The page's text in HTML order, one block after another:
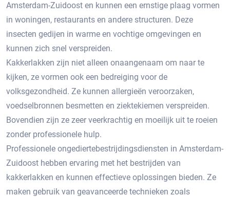
Amsterdam-Zuidoost en kunnen een ernstige plaag vormen
in woningen, restaurants en andere structuren.​ Deze
insecten gedijen in warme en vochtige omgevingen en
kunnen zich snel verspreiden.​
Kakkerlakken zijn niet alleen onaangenaam om naar te
kijken, ze vormen ook een bedreiging voor de
volksgezondheid. Ze kunnen allergieën veroorzaken,
voedselbronnen besmetten en ziektekiemen verspreiden.​
Bovendien zijn ze zeer veerkrachtig en moeilijk uit te roeien
zonder professionele hulp.​
Professionele ongediertebestrijdingsdiensten in Amsterdam-
Zuidoost hebben ervaring met het bestrijden van
kakkerlakken en kunnen effectieve oplossingen bieden.​ Ze
maken gebruik van geavanceerde technieken zoals